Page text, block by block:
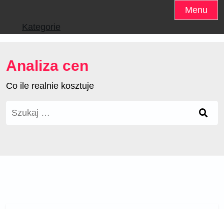
content
Menu
Kategorie
Analiza cen
Co ile realnie kosztuje
Szukaj: